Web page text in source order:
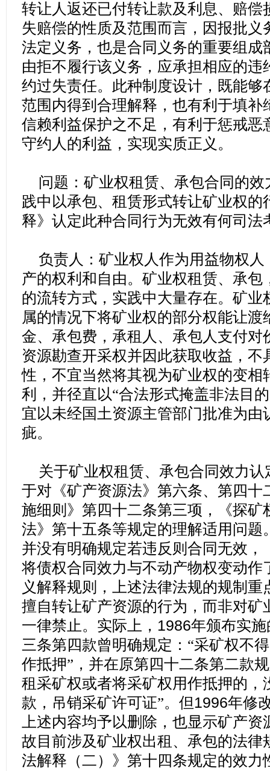
转让人返还已付转让款及利息、赔偿
失赔偿的性质及范围而言，因报批义
法定义务，也是合同义务的重要组成
由拒不履行该义务，应承担相应的违
约过失责任。此种制度设计，既能够
范围内得到合理解释，也有利于填补
信赖利益保护之不足，有利于惩戒恶
守约人的利益，实现实质正义。
问题：矿业权租赁、承包合同的
践中以承包、租赁形式转让矿业权的
释》认定此种合同行为无效有何司法
负责人：矿业权人作为用益物权
产的权利和自由。矿业权租赁、承包
的流转方式，实践中大量存在。矿业
属的情况下将矿业权的部分权能让渡
金、承包费，承租人、承包人支付对
资源勘查开采权并因此获取收益，不
性，不宜当然将其视为矿业权的变相
利，并径直以“合法形式掩盖非法目
宜以未经国土资源主管部门批准为由
疵。
关于矿业权租赁、承包合同效力
于对《矿产资源法》第六条、第四十
施细则》第四十二条第三项，《探矿
法》第十五条等规定的理解适用问题
并没有明确规定若违反则合同无效，
将债权合同效力与不动产物权变动作
义解释规则，上述法律法规的规制
擅自转让矿产资源的行为，而非对矿
一律禁止。实际上， 1986年颁布实
三条第四款曾明确规定：“采矿权不
作抵押”，并在原第四十二条第二款
租采矿权或者将采矿权用作抵押的，
款，吊销采矿许可证”。但1996年修
上述内容均予以删除，也显示矿产
故目前涉及矿业权出租、承包的法律
法解释（二）》第十四条规定的效力